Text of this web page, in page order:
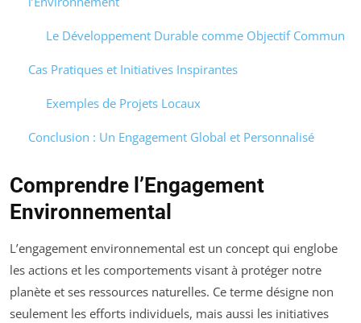
Le Développement Durable comme Objectif Commun
Cas Pratiques et Initiatives Inspirantes
Exemples de Projets Locaux
Conclusion : Un Engagement Global et Personnalisé
Comprendre l’Engagement
Environnemental
L’engagement environnemental est un concept qui englobe
les actions et les comportements visant à protéger notre
planète et ses ressources naturelles. Ce terme désigne non
seulement les efforts individuels, mais aussi les initiatives